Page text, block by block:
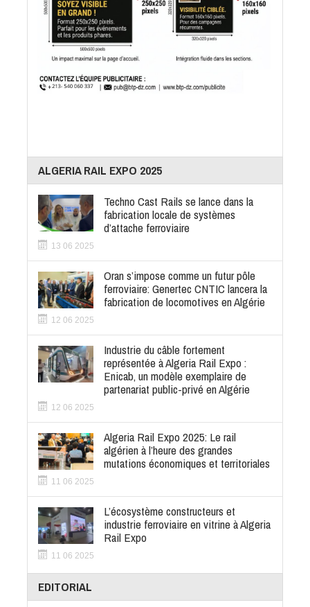
ALGERIA RAIL EXPO 2025
Techno Cast Rails se lance dans la
fabrication locale de systèmes
d’attache ferroviaire
13 06 2025
Oran s’impose comme un futur pôle
ferroviaire: Genertec CNTIC lancera la
fabrication de locomotives en Algérie
12 06 2025
Industrie du câble fortement
représentée à Algeria Rail Expo :
Enicab, un modèle exemplaire de
partenariat public-privé en Algérie
12 06 2025
Algeria Rail Expo 2025: Le rail
algérien à l’heure des grandes
mutations économiques et territoriales
11 06 2025
L’écosystème constructeurs et
industrie ferroviaire en vitrine à Algeria
Rail Expo
11 06 2025
EDITORIAL